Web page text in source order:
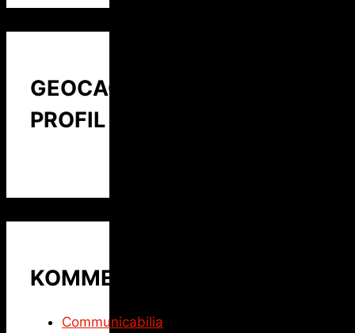
GEOCACHING
PROFIL
KOMMENTARE
Communicabilia